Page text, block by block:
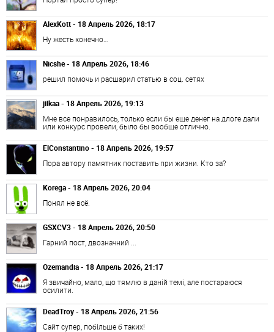
AlexKott - 18 Апрель 2026, 18:17
Ну жесть конечно…
Nicshe - 18 Апрель 2026, 18:46
решил помочь и расшарил статью в соц. сетях
jilkaa - 18 Апрель 2026, 19:13
Мне все понравилось, только если бы еще денег на длоге дали
или конкурс провели, было бы вообще отлично.
ElConstantino - 18 Апрель 2026, 19:57
Пора автору памятник поставить при жизни. Кто за?
Korega - 18 Апрель 2026, 20:04
Понял не всё.
GSXCV3 - 18 Апрель 2026, 20:50
Гарний пост, двозначний ...
Ozemandia - 18 Апрель 2026, 21:17
Я звичайно, мало, що тямлю в даній темі, але постараюся
осилити.
DeadTroy - 18 Апрель 2026, 21:56
Сайт супер, побільше б таких!